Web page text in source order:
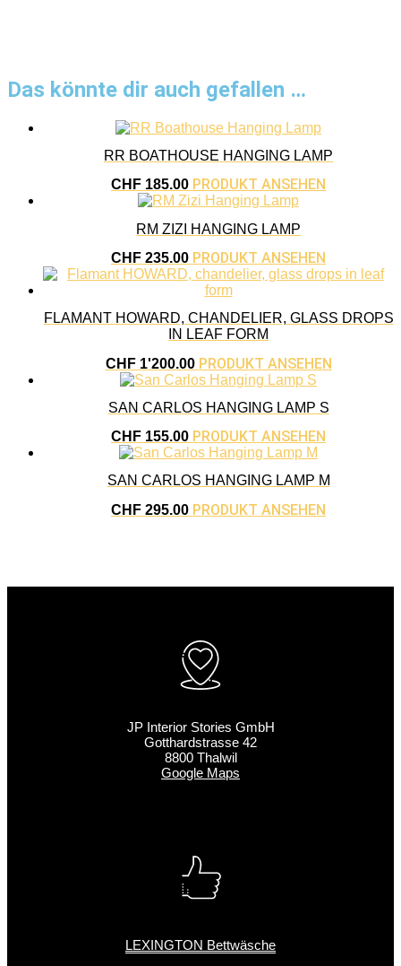
Das könnte dir auch gefallen …
RR BOATHOUSE HANGING LAMP
CHF 185.00 PRODUKT ANSEHEN
RM ZIZI HANGING LAMP
CHF 235.00 PRODUKT ANSEHEN
FLAMANT HOWARD, CHANDELIER, GLASS DROPS
IN LEAF FORM
CHF1'200.00 PRODUKT ANSEHEN
SAN CARLOS HANGING LAMP S
CHF 155.00 PRODUKT ANSEHEN
SAN CARLOS HANGING LAMP M
CHF 295.00 PRODUKT ANSEHEN
JP Interior Stories GmbH
Gotthardstrasse 42
8800 Thalwil
Google Maps
LEXINGTON Bettwäsche